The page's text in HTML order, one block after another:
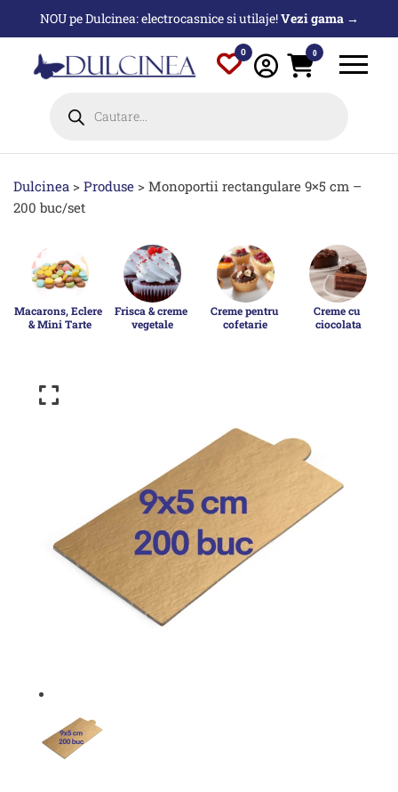
conținut
NOU pe Dulcinea: electrocasnice si utilaje!Vezi gama →
0 0
search
Dulcinea > Produse > Monoportii rectangulare 9×5 cm –
200 buc/set
Macarons, Eclere
& Mini Tarte
Frisca & creme
vegetale
Creme pentru
cofetarie
Creme cu
ciocolata